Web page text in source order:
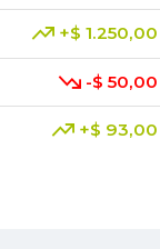
+$ 1.250,00
-$ 50,00
+$ 93,00